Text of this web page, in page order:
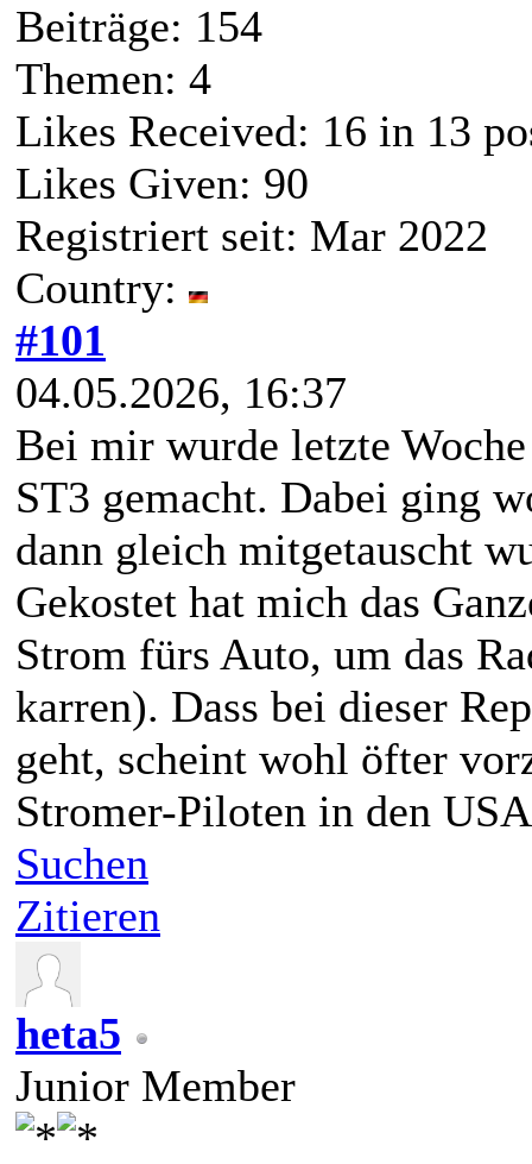
Beiträge: 154
Themen: 4
Likes Received: 16 in 13
Likes Given: 90
Registriert seit: Mar 2022
Country:
#101
04.05.2026, 16:37
Bei mir wurde letzte
ST3 gemacht. Dabei ging
dann gleich mitgetauscht
Gekostet hat mich das
Strom fürs Auto, um das
karren). Dass bei dieser
geht, scheint wohl öfter
Stromer-Piloten in den
Suchen
Zitieren
heta5
Junior Member